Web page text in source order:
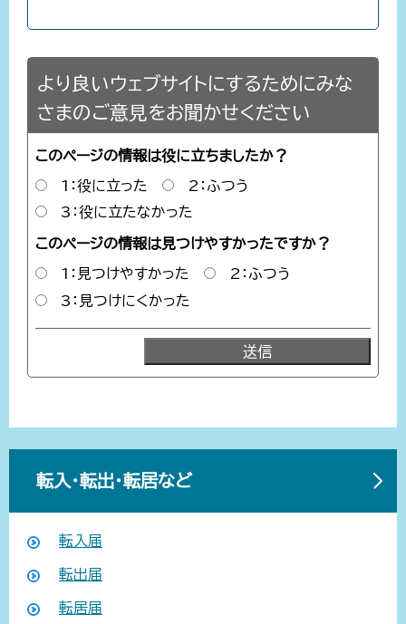
より良いウェブサイトにするためにみな
さまのご意見をお聞かせください
このページの情報は役に立ちましたか？
1：役に立った
2：ふつう
3：役に立たなかった
このページの情報は見つけやすかったですか？
1：見つけやすかった
2：ふつう
3：見つけにくかった
転入・転出・転居など
転入届
転出届
転居届